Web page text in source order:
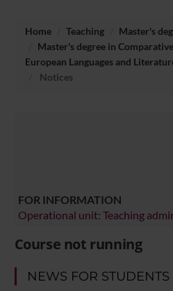
Home Teaching
Master's
Master's degree in
European Languages and
Notices
FOR INFORMATION
Operational unit: Teaching
Course not running
NEWS FOR STUDENTS